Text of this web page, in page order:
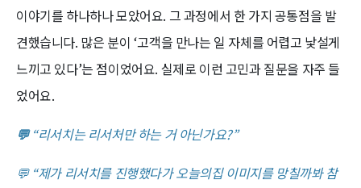
이야기를 하나하나 모았어요. 그 과정에서 한 가지 공통점을 발
견했습니다. 많은 분이 ‘고객을 만나는 일 자체를 어렵고 낯설게
느끼고 있다’는 점이었어요. 실제로 이런 고민과 질문을 자주 들
었어요.
💬“리서치는 리서처만 하는 거 아닌가요?”
💬 “제가 리서치를 진행했다가 오늘의집 이미지를 망칠까봐 참